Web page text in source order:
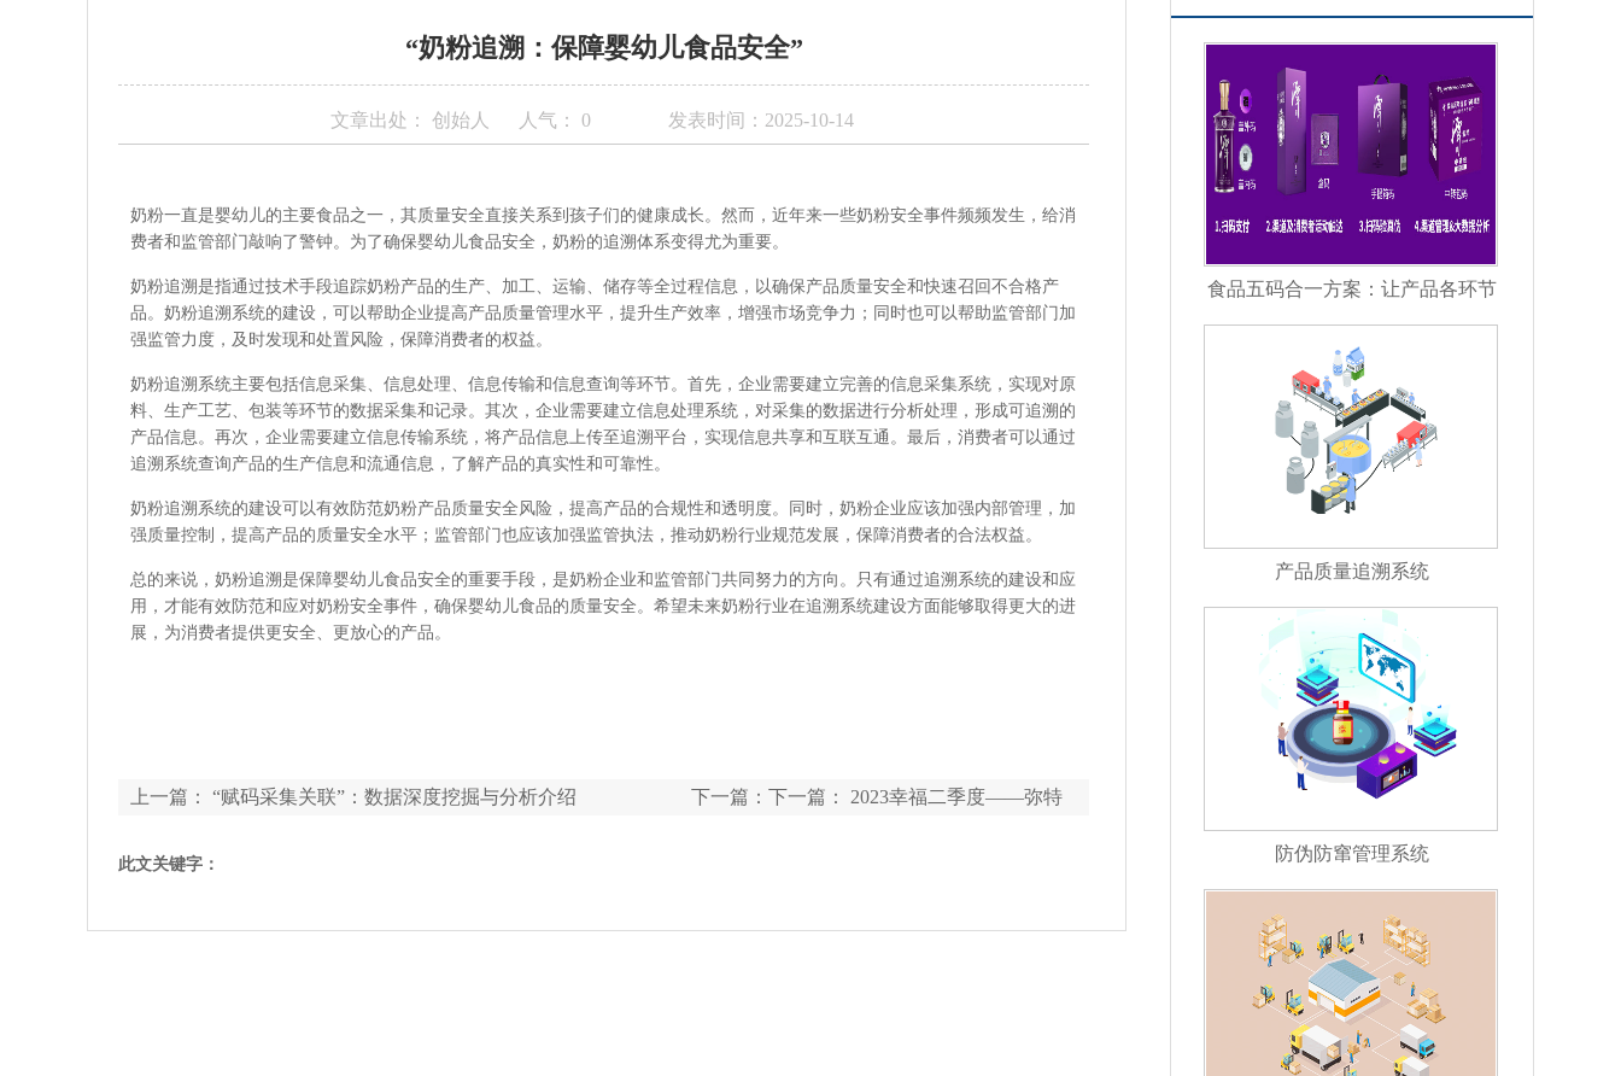
“奶粉追溯：保障婴幼儿食品安全”
文章出处： 创始人 人气： 0 发表时间：2025-10-14
奶粉一直是婴幼儿的主要食品之一，其质量安全直接关系到孩子们的健康成长。然而，近年来一些奶粉安全事件频频发生，给消
费者和监管部门敲响了警钟。为了确保婴幼儿食品安全，奶粉的追溯体系变得尤为重要。
奶粉追溯是指通过技术手段追踪奶粉产品的生产、加工、运输、储存等全过程信息，以确保产品质量安全和快速召回不合格产
品。奶粉追溯系统的建设，可以帮助企业提高产品质量管理水平，提升生产效率，增强市场竞争力；同时也可以帮助监管部门加
强监管力度，及时发现和处置风险，保障消费者的权益。
奶粉追溯系统主要包括信息采集、信息处理、信息传输和信息查询等环节。首先，企业需要建立完善的信息采集系统，实现对原
料、生产工艺、包装等环节的数据采集和记录。其次，企业需要建立信息处理系统，对采集的数据进行分析处理，形成可追溯的
产品信息。再次，企业需要建立信息传输系统，将产品信息上传至追溯平台，实现信息共享和互联互通。最后，消费者可以通过
追溯系统查询产品的生产信息和流通信息，了解产品的真实性和可靠性。
奶粉追溯系统的建设可以有效防范奶粉产品质量安全风险，提高产品的合规性和透明度。同时，奶粉企业应该加强内部管理，加
强质量控制，提高产品的质量安全水平；监管部门也应该加强监管执法，推动奶粉行业规范发展，保障消费者的合法权益。
总的来说，奶粉追溯是保障婴幼儿食品安全的重要手段，是奶粉企业和监管部门共同努力的方向。只有通过追溯系统的建设和应
用，才能有效防范和应对奶粉安全事件，确保婴幼儿食品的质量安全。希望未来奶粉行业在追溯系统建设方面能够取得更大的进
展，为消费者提供更安全、更放心的产品。
下一篇：下一篇： 2023幸福二季度——弥特
上一篇： “赋码采集关联”：数据深度挖掘与分析介绍
此文关键字：
食品五码合一方案：让产品各环节
信息彼此关联
产品质量追溯系统
防伪防窜管理系统